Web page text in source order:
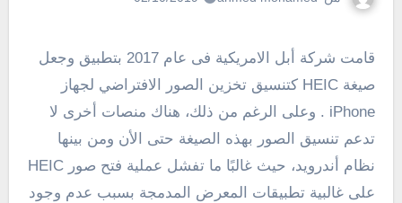
قامت شركة أبل الامريكية فى عام 2017 بتطبيق وجعل
صيغة HEIC كتنسيق تخزين الصور الافتراضي لجهاز
iPhone . وعلى الرغم من ذلك، هناك منصات أخرى لا
تدعم تنسيق الصور بهذه الصيغة حتى الأن ومن بينها
نظام أندرويد، حيث غالبًا ما تفشل عملية فتح صور HEIC
على غالبية تطبيقات المعرض المدمجة بسبب عدم وجود